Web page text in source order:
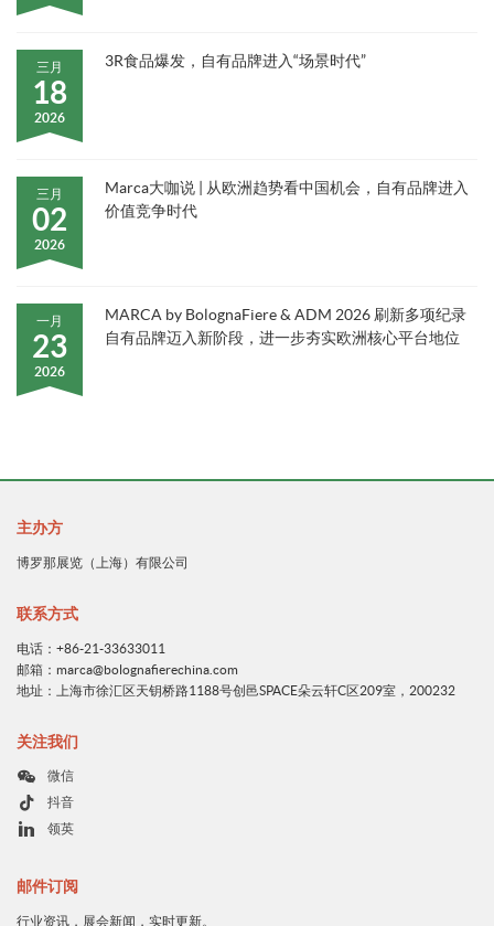
三月
18
2026
3R食品爆发，自有品牌进入“场景时代”
三月
02
2026
Marca大咖说 | 从欧洲趋势看中国机会，自有品牌进入
价值竞争时代
一月
23
2026
MARCA by BolognaFiere & ADM 2026 刷新多项纪录
自有品牌迈入新阶段，进一步夯实欧洲核心平台地位
主办方
博罗那展览（上海）有限公司
联系方式
电话：+86-21-33633011
邮箱：marca@bolognafierechina.com
地址：上海市徐汇区天钥桥路1188号创邑SPACE朵云轩C区209室，200232
关注我们
微信
抖音
领英
邮件订阅
行业资讯，展会新闻，实时更新。